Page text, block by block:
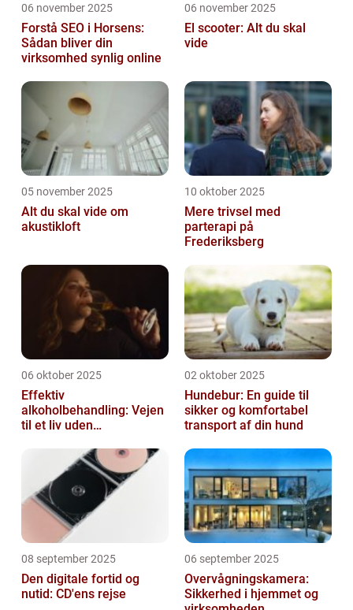
06 november 2025
Forstå SEO i Horsens:
Sådan bliver din
virksomhed synlig online
06 november 2025
El scooter: Alt du skal
vide
05 november 2025
Alt du skal vide om
akustikloft
10 oktober 2025
Mere trivsel med
parterapi på
Frederiksberg
06 oktober 2025
Effektiv
alkoholbehandling: Vejen
til et liv uden
02 oktober 2025
Hundebur: En guide til
sikker og komfortabel
transport af din hund
08 september 2025
Den digitale fortid og
nutid: CD'ens rejse
06 september 2025
Overvågningskamera:
Sikkerhed i hjemmet og